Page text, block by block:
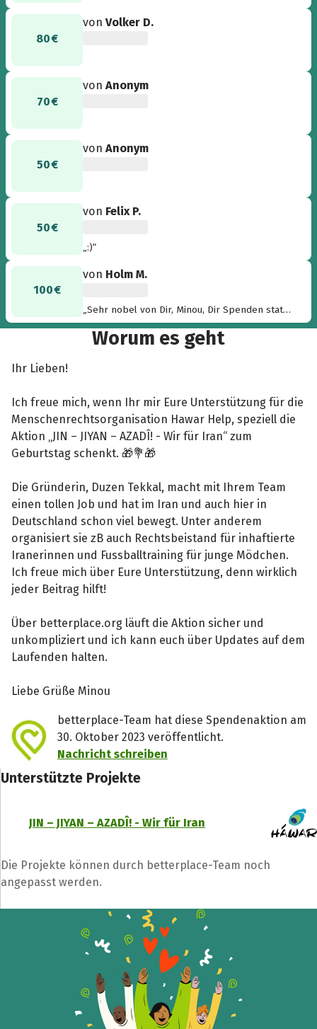
80 €
vonVolker D.
70 €
vonAnonym
50 €
vonAnonym
50 €
von Felix P.
„:)“
100 €
von Holm M.
„Sehr nobel von Dir, Minou, Dir Spenden statt
Geschenke zu wünschen! Bis später!! Kerstin &
Holm“
Worum es geht
Ihr Lieben!
Ich freue mich, wenn Ihr mir Eure Unterstützung für die
Menschenrechtsorganisation Hawar Help, speziell die
Aktion „JIN – JIYAN – AZADÎ! - Wir für Iran“ zum
Geburtstag schenkt. 🎁💐🎁
Die Gründerin, Duzen Tekkal, macht mit Ihrem Team
einen tollen Job und hat im Iran und auch hier in
Deutschland schon viel bewegt. Unter anderem
organisiert sie zB auch Rechtsbeistand für inhaftierte
Iranerinnen und Fussballtraining für junge Mödchen.
Ich freue mich über Eure Unterstützung, denn wirklich
jeder Beitrag hilft!
Über betterplace.org läuft die Aktion sicher und
unkompliziert und ich kann euch über Updates auf dem
Laufenden halten.
Liebe Grüße Minou
betterplace-Team hat diese Spendenaktion am
30. Oktober 2023 veröffentlicht.
Nachricht schreiben
Unterstützte Projekte
JIN – JIYAN – AZADÎ! - Wir für Iran
Die Projekte können durch betterplace-Team noch
angepasst werden.